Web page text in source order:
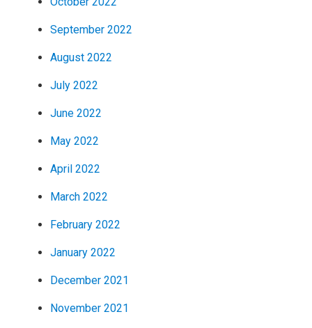
September 2022
August 2022
July 2022
June 2022
May 2022
April 2022
March 2022
February 2022
January 2022
December 2021
November 2021